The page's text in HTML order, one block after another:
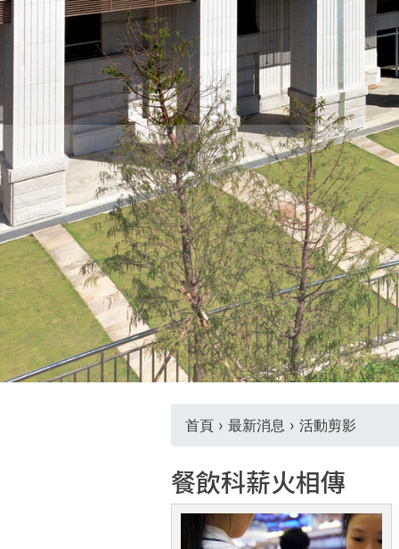
世
民。
WAGOR
THE
WORLD
TOMORROW
PUTTING
YOU
ON
THE
PATH
TO
GLOBAL
CITIZENSHIP
在
這
首頁 › 最新消息 › 活動剪影
餐飲科薪火相傳